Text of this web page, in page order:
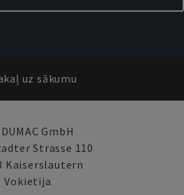
uz sākumu
GmbH
Strasse 110
Kaiserslautern
Vokietija